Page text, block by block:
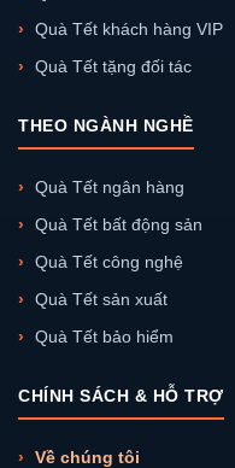
Quà Tết khách hàng VIP
Quà Tết tặng đối tác
THEO NGÀNH NGHỀ
Quà Tết ngân hàng
Quà Tết bất động sản
Quà Tết công nghệ
Quà Tết sản xuất
Quà Tết bảo hiểm
CHÍNH SÁCH & HỖ TRỢ
Về chúng tôi